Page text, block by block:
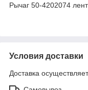
Рычаг 50-4202074
Условия доставки
Доставка